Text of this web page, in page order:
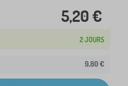
5,20 €
2 JOURS
9,80 €